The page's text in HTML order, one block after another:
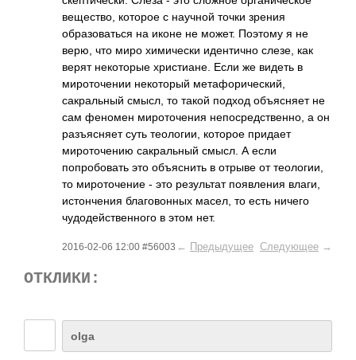
вещество, которое с научной точки зрения
образоваться на иконе не может. Поэтому я не
верю, что миро химически идентично слезе, как
верят некоторые христиане. Если же видеть в
мироточении некоторый метафорический,
сакральный смысл, то такой подход объясняет не
сам феномен мироточения непосредственно, а он
разъясняет суть теологии, которое придает
мироточению сакральный смысл. А если
попробовать это объяснить в отрыве от теологии,
то мироточение - это результат появления влаги,
истончения благовонных масел, то есть ничего
чудодейственного в этом нет.
2016-02-06 12:00 #56003 ← Предыдущее Следующее →
ОТКЛИКИ:
olga